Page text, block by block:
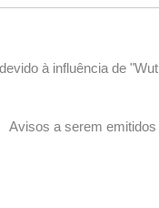
à influência de
Avisos a serem emitidos